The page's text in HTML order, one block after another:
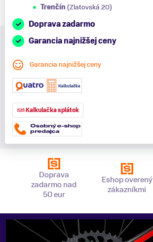
Trenčín (Zlatovská 20)
Doprava zadarmo
Garancia najnižšej ceny
Garancia najnižšej ceny
Kalkulačka splátok
Doprava
zadarmo nad
50 eur
Eshop overený
zákazníkmi